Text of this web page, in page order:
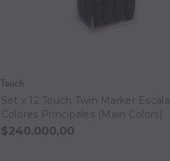
Touch
Set x 12 Touch Twin Marker Escala
Colores Principales (Main Colors)
$240.000,00